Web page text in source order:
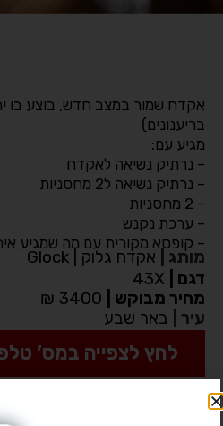
אקדח שמור במצב חדש, בוצע בו
בריענונים)
מגיע עם:
– נרתיק נשיאה לאקדח
– נרתיק נשיאה ל2 מחסניות
– 2 מחסניות
– ערכת נקנש
– קופסא מקורית עם מה שמגיע
מותג
אקדח גלוק | Glock
דגם
מחיר מבוקש
עיר
באר שבע
לחץ לצפייה במס’